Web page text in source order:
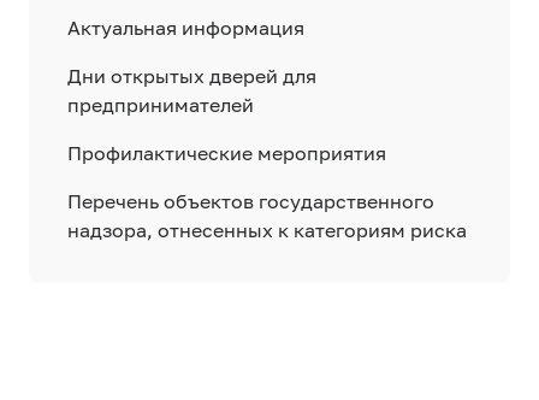
Актуальная информация
Дни открытых дверей для
предпринимателей
Профилактические мероприятия
Перечень объектов государственного
надзора, отнесенных к категориям риска